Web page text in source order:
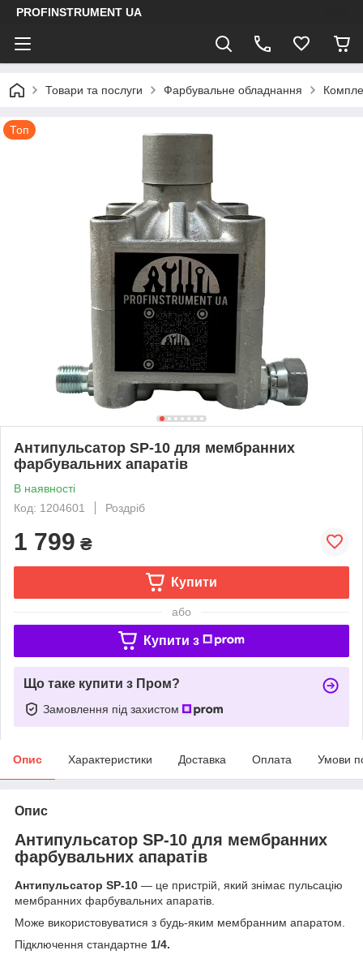
PROFINSTRUMENT UA
Товари та послуги Фарбувальне обладнання
Топ
Антипульсатор SP-10 для мембранних
фарбувальних апаратів
В наявності
Код: 1204601
Роздріб
1 799 ₴
Купити
або
Купити з
Що таке купити з Пром?
Замовлення під захистом
Опис Характеристики Доставка Оплата Умови
Опис
Антипульсатор SP-10 для мембранних
фарбувальних апаратів
Антипульсатор SP-10 — це пристрій, який знімає пульсацію
мембранних фарбувальних апаратів.
Може використовуватися з будь-яким мембранним апаратом.
Підключення стандартне 1/4.